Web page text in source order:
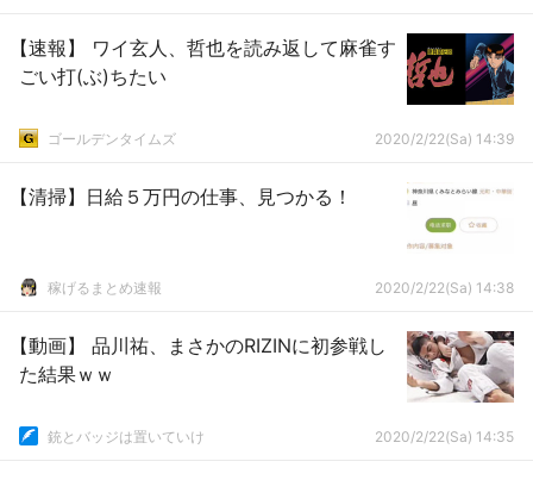
【速報】 ワイ玄人、哲也を読み返して麻雀す
ごい打(ぶ)ちたい
ゴールデンタイムズ 2020/2/22(Sa) 14:39
【清掃】日給５万円の仕事、見つかる！
稼げるまとめ速報 2020/2/22(Sa) 14:38
【動画】 品川祐、まさかのRIZINに初参戦し
た結果ｗｗ
銃とバッジは置いていけ 2020/2/22(Sa) 14:35